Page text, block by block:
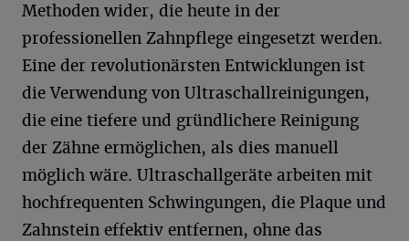
Methoden wider, die heute in der
professionellen Zahnpflege eingesetzt werden.
Eine der revolutionärsten Entwicklungen ist
die Verwendung von Ultraschallreinigungen,
die eine tiefere und gründlichere Reinigung
der Zähne ermöglichen, als dies manuell
möglich wäre. Ultraschallgeräte arbeiten mit
hochfrequenten Schwingungen, die Plaque und
Zahnstein effektiv entfernen, ohne das